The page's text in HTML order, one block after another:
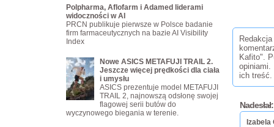
Kafito".
opiniami.
ich treść.
Nadesłał:
Izabela
Polpharma, Aflofarm i Adamed liderami
widoczności w AI
PRCN publikuje pierwsze w Polsce badanie
firm farmaceutycznych na bazie AI Visibility
Index
Nowe ASICS METAFUJI TRAIL 2.
Jeszcze więcej prędkości dla ciała
i umysłu
ASICS prezentuje model METAFUJI
TRAIL 2, najnowszą odsłonę swojej
flagowej serii butów do
wyczynowego biegania w terenie.